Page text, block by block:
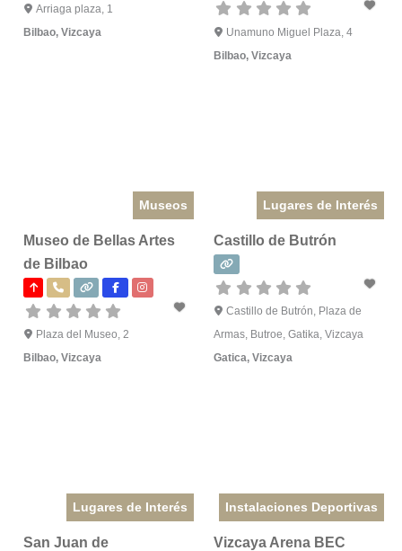
Arriaga plaza, 1
Bilbao, Vizcaya
Unamuno Miguel Plaza, 4
Bilbao,Vizcaya
Museos
Museo de Bellas Artes
de Bilbao
Plaza del Museo, 2
Bilbao, Vizcaya
Lugares de Interés
Castillo de Butrón
Castillo de Butrón, Plaza de
Armas, Butroe, Gatika, Vizcaya
Gatica,Vizcaya
Lugares de Interés
San Juan de
Instalaciones Deportivas
Vizcaya Arena BEC